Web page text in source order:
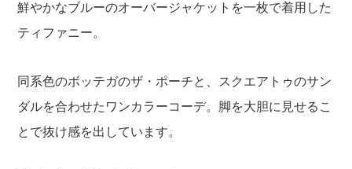
鮮やかなブルーのオーバージャケットを一枚で着用した
ティファニー。
同系色のボッテガのザ・ポーチと、スクエアトゥのサン
ダルを合わせたワンカラーコーデ。脚を大胆に見せるこ
とで抜け感を出しています。